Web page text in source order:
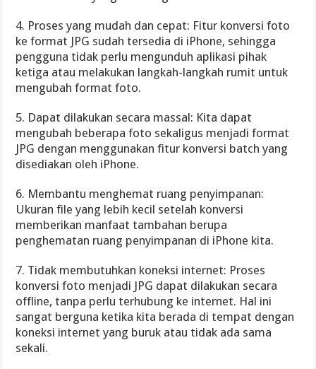
4. Proses yang mudah dan cepat: Fitur konversi foto
ke format JPG sudah tersedia di iPhone, sehingga
pengguna tidak perlu mengunduh aplikasi pihak
ketiga atau melakukan langkah-langkah rumit untuk
mengubah format foto.
5. Dapat dilakukan secara massal: Kita dapat
mengubah beberapa foto sekaligus menjadi format
JPG dengan menggunakan fitur konversi batch yang
disediakan oleh iPhone.
6. Membantu menghemat ruang penyimpanan:
Ukuran file yang lebih kecil setelah konversi
memberikan manfaat tambahan berupa
penghematan ruang penyimpanan di iPhone kita.
7. Tidak membutuhkan koneksi internet: Proses
konversi foto menjadi JPG dapat dilakukan secara
offline, tanpa perlu terhubung ke internet. Hal ini
sangat berguna ketika kita berada di tempat dengan
koneksi internet yang buruk atau tidak ada sama
sekali.